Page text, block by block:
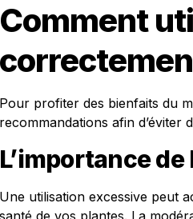
Comment
Pour profiter des bienfaits du
recommandations afin d’éviter
L’importance
Une utilisation excessive peut
santé de vos plantes. La